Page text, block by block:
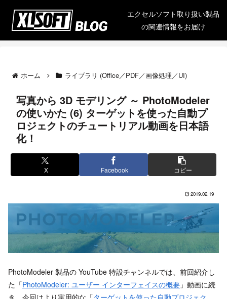
エクセルソフト取り扱い製品
の関連情報をお届け
ホーム ライブラリ (Office／PDF／画像処理／UI)
写真から 3D モデリング ～ PhotoModeler
の使いかた (6) ターゲットを使った自動プ
ロジェクトのチュートリアル動画を日本語
化！
X Facebook コピー
2019.02.19
PhotoModeler 製品の YouTube 特設チャンネルでは、前回紹介し
た「PhotoModeler: ユーザー インターフェイスの概要 」動画に続
き、今回はより実用的な「ターゲットを使った自動プロジェク